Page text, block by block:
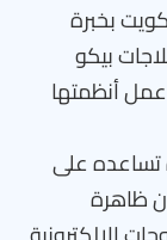
بخبرة
بيكو
أنظمتها
على
ظاهرة